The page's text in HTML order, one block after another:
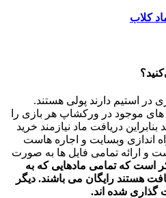
کلاب
در استیم دارند پولی هستند.
های موجود در ورکشاپ هر بازی را
دریافت ماد نیازمند خرید
اندازی وبسایت و اجاره هاست
است و ارائه تمامی فایل ها به صورت
است که تمامی مادهایی که به
هستند رایگان می باشند. دیگر
گذاری شده اند.